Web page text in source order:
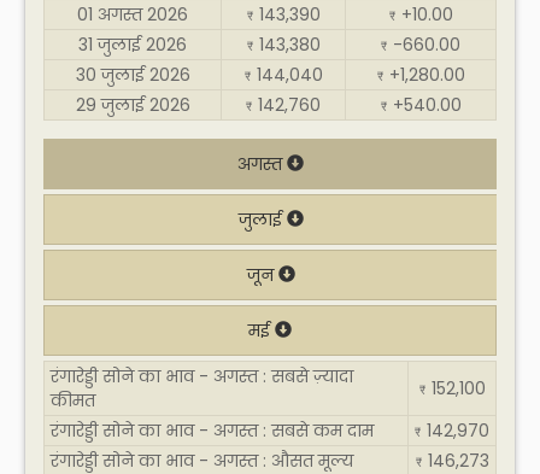
01 अगस्त 2026
₹ 143,390 ₹ +10.00
31 जुलाई 2026
₹ 143,380 ₹ -660.00
30 जुलाई 2026
₹ 144,040 ₹ +1,280.00
29 जुलाई 2026
₹ 142,760 ₹ +540.00
अगस्त
जुलाई
जून
मई
रंगारेड्डी सोने का भाव - अगस्त : सबसे ज़्यादा
कीमत
₹ 152,100
रंगारेड्डी सोने का भाव - अगस्त : सबसे कम दाम
₹ 142,970
रंगारेड्डी सोने का भाव - अगस्त : औसत मूल्य
₹ 146,273